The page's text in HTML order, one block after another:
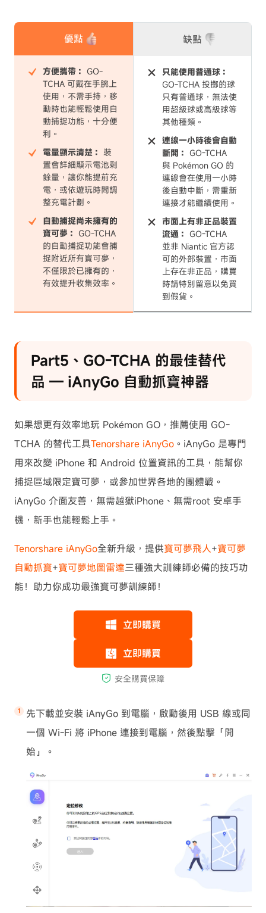
優點
方便攜帶： GO-
TCHA 可戴在手腕上
使用，不需手持，移
動時也能輕鬆使用自
動捕捉功能，十分便
利。
電量顯示清楚： 裝
置會詳細顯示電池剩
餘量，讓你能提前充
電，或依遊玩時間調
整充電計劃。
自動捕捉尚未擁有的
寶可夢： GO-TCHA
的自動捕捉功能會捕
捉附近所有寶可夢，
不僅限於已擁有的，
有效提升收集效率。
缺點
只能使用普通球：
GO-TCHA 投擲的球
只有普通球，無法使
用超級球或高級球等
其他種類。
連線一小時後會自動
斷開： GO-TCHA
與 Pokémon GO 的
連線會在使用一小時
後自動中斷，需重新
連接才能繼續使用。
市面上有非正品裝置
流通： GO-TCHA
並非 Niantic 官方認
可的外部裝置，市面
上存在非正品，購買
時請特別留意以免買
到假貨。
Part5、GO-TCHA 的最佳替代
品 — iAnyGo 自動抓寶神器
如果想更有效率地玩 Pokémon GO，推薦使用 GO-
TCHA 的替代工具Tenorshare iAnyGo 。iAnyGo 是專門
用來改變 iPhone 和 Android 位置資訊的工具，能幫你
捕捉區域限定寶可夢，或參加世界各地的團體戰。
iAnyGo 介面友善，無需越獄iPhone、無需root 安卓手
機，新手也能輕鬆上手。
Tenorshare iAnyGo全新升級，提供寶可夢飛人+寶可夢
自動抓寶+寶可夢地圖雷達三種強大訓練師必備的技巧功
能！助力你成功最強寶可夢訓練師！
先下載並安裝 iAnyGo 到電腦，啟動後用 USB 線或同
一個 Wi-Fi 將 iPhone 連接到電腦，然後點擊「開
始」。